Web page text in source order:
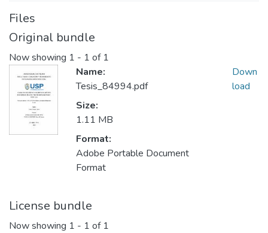
Files
Original bundle
Now showing 1 - 1 of 1
Name:
Tesis_84994.pdf
Size:
1.11 MB
Format:
Adobe Portable Document
Format
Down
load
License bundle
Now showing 1 - 1 of 1